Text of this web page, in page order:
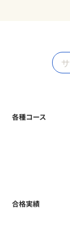
各種コース
合格実績